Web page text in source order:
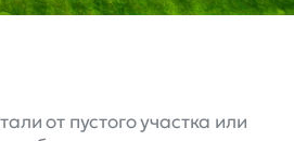
от пустого участка или